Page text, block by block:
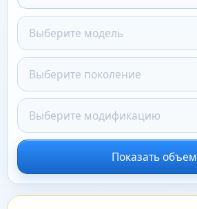
Показать объем